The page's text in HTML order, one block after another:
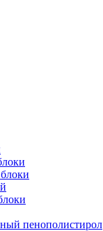
пенополистирол